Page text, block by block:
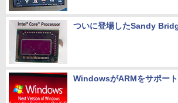
ついに登場したSandy
WindowsがARMをサポー